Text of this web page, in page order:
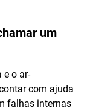
um
e o ar-
com ajuda
falhas internas